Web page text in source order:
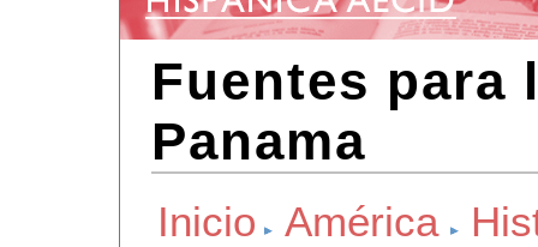
Fuentes para
Panama
Inicio América